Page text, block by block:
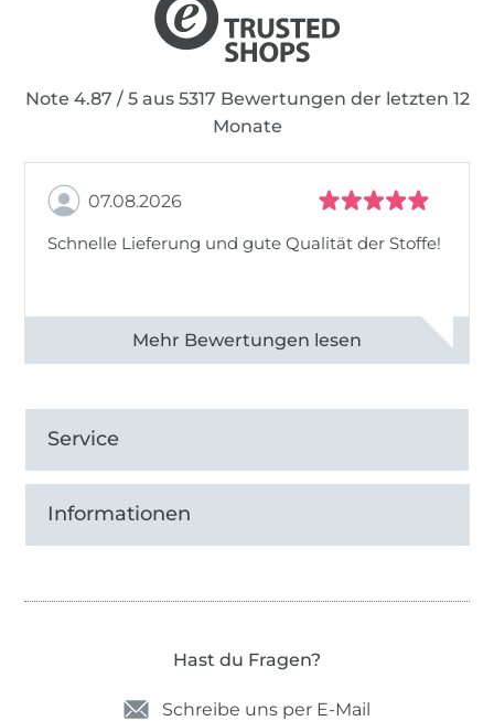
Note 4.87 / 5 aus 5317 Bewertungen der letzten 12
Monate
07.08.2026
Schnelle Lieferung und gute Qualität der Stoffe!
Alle 82990 Bewertungen ansehen
Service
Informationen
Hast du Fragen?
Schreibe uns per E-Mail